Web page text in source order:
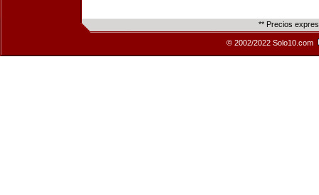
** Precios
© 2002/2022 Solo10.com